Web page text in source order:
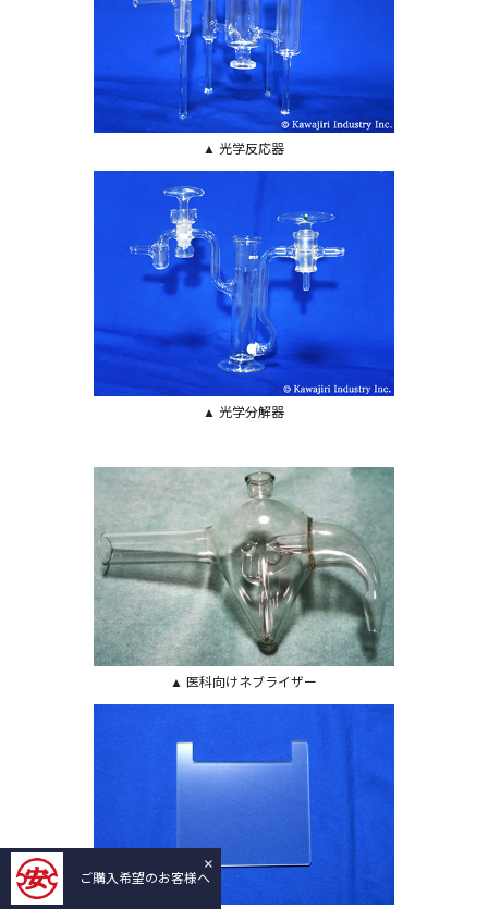
▲ 光学反応器
▲ 光学分解器
▲ 医科向けネブライザー
×
ご購入希望のお客様へ